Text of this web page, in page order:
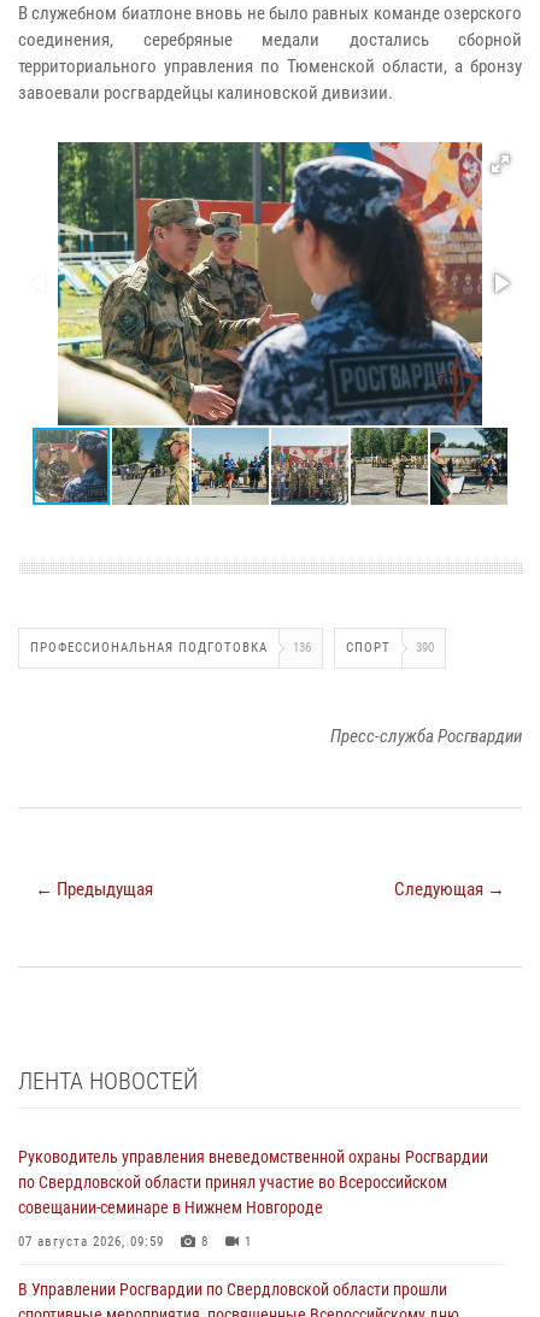
В служебном биатлоне вновь не было равных команде озерского
соединения, серебряные медали достались сборной
территориального управления по Тюменской области, а бронзу
завоевали росгвардейцы калиновской дивизии.
ПРОФЕССИОНАЛЬНАЯ ПОДГОТОВКА 136 СПОРТ 390
Пресс-служба Росгвардии
← Предыдущая Следующая →
ЛЕНТА НОВОСТЕЙ
Руководитель управления вневедомственной охраны Росгвардии
по Свердловской области принял участие во Всероссийском
совещании-семинаре в Нижнем Новгороде
07 августа 2026, 09:59 8 1
В Управлении Росгвардии по Свердловской области прошли